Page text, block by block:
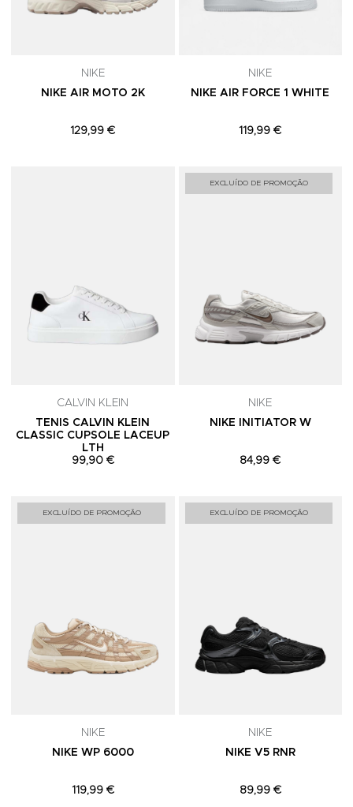
NIKE
NIKE AIR MOTO 2K
129,99 €
NIKE
NIKE AIR FORCE 1 WHITE
119,99 €
Adicionar aos Favoritos
CALVIN KLEIN
TENIS CALVIN KLEIN
CLASSIC CUPSOLE LACEUP
LTH
99,90 €
EXCLUÍDO DE PROMOÇÃO
NIKE
NIKE INITIATOR W
84,99 €
EXCLUÍDO DE PROMOÇÃO Adicionar aos Favoritos
NIKE
NIKE WP 6000
119,99 €
EXCLUÍDO DE PROMOÇÃO
NIKE
NIKE V5 RNR
89,99 €